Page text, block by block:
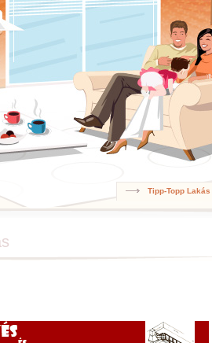
Tipp-Topp Lakás